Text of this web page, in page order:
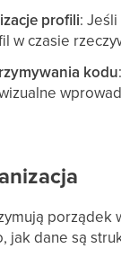
profili:
w czasie
kodu
porządek
jak dane są